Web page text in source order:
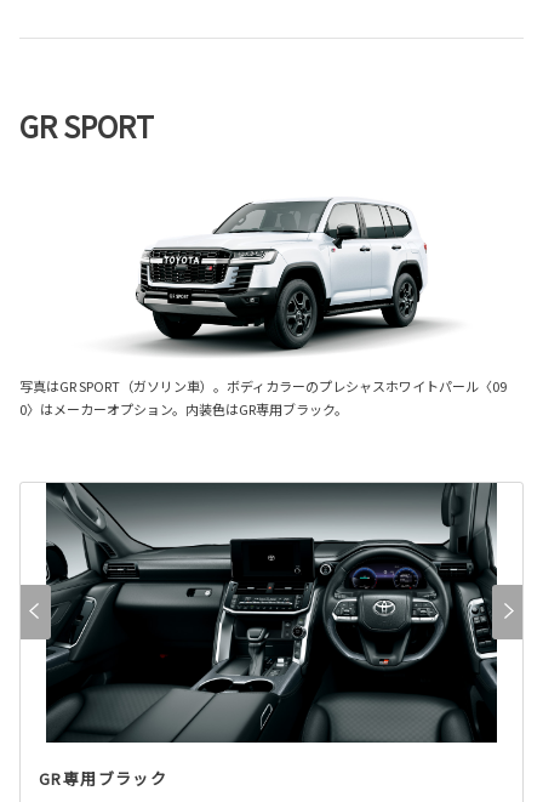
GR SPORT
写真はGR SPORT（ガソリン車）。ボディカラーのプレシャスホワイトパール〈09
0〉はメーカーオプション。内装色はGR専用ブラック。
GR専用ブラック